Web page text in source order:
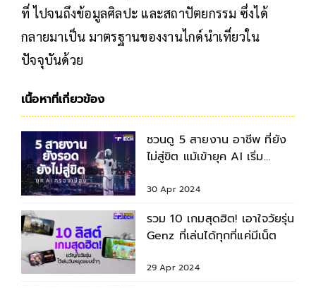
ที่ ไปจนถึงข้อมูลศิลปะ และสถาปัตยกรรม ซึ่งได้
กลายมาเป็น มาตรฐานของงานไกด์นำเที่ยวใน
ปัจจุบันด้วย
เนื้อหาที่เกี่ยวข้อง
ชวนดู 5 สายงาน อาชีพ ที่ยัง
ไม่สู่ขิต แม้เข้ายุค AI เริ่ม
30 Apr 2024
รวม 10 เกมสุดฮิต! เอาใจวัยรุ่น
Genz ที่เล่นได้ทุกที่แค่มีเน็ต
29 Apr 2024